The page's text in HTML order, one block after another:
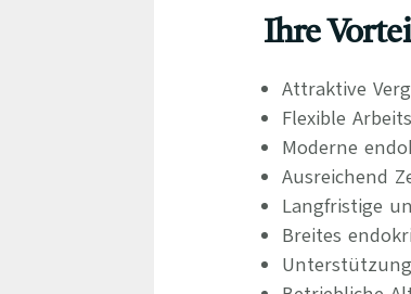
Ihre
Attraktive
Flexible
Moderne
Ausreichend
Langfristige
Breites